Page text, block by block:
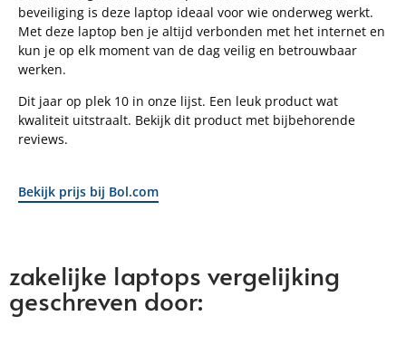
beveiliging is deze laptop ideaal voor wie onderweg werkt.
Met deze laptop ben je altijd verbonden met het internet en
kun je op elk moment van de dag veilig en betrouwbaar
werken.
Dit jaar op plek 10 in onze lijst. Een leuk product wat
kwaliteit uitstraalt. Bekijk dit product met bijbehorende
reviews.
Bekijk prijs bij Bol.com
zakelijke laptops vergelijking
geschreven door: